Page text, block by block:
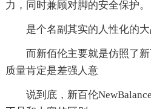
力，同时兼顾对脚的安全保护。
是个名副其实的人性化的
而新佰伦主要就是仿照了
质量肯定是差强人意
说到底，新百伦